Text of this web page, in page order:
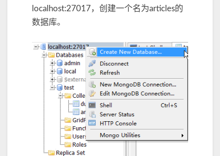
localhost:27017，创建一个名为articles的
数据库。